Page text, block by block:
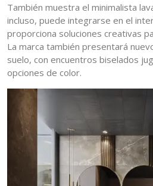
También muestra el minimalista
incluso, puede integrarse en el
proporciona soluciones creativas
La marca también presentará
suelo, con encuentros biselados
opciones de color.